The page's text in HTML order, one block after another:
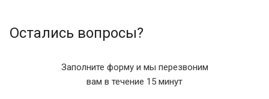
Остались вопросы?
Заполните форму и мы перезвоним
вам в течение 15 минут